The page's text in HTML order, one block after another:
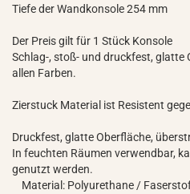
Tiefe der Wandkonsole 254 mm
Der Preis gilt für 1 Stück Konsole
Schlag-, stoß- und druckfest, glatte
allen Farben.
Zierstuck Material ist Resistent
Druckfest, glatte Oberfläche,
In feuchten Räumen verwendbar,
genutzt werden.
Material: Polyurethane /